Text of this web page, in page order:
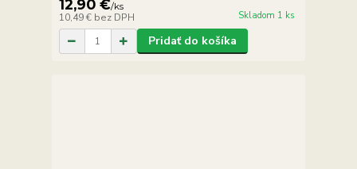
12,90 €/ks
10,49 € bez DPH Skladom 1 ks
Pridať do košíka